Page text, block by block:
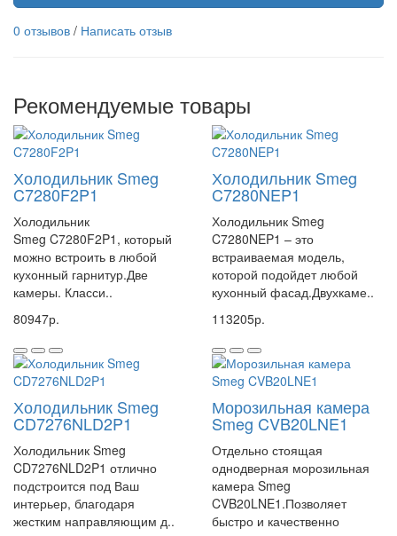
0 отзывов / Написать отзыв
Рекомендуемые товары
Холодильник Smeg
C7280F2P1
Холодильник
Smeg C7280F2P1, который
можно встроить в любой
кухонный гарнитур.Две
камеры. Класси..
80947р.
Холодильник Smeg
C7280NEP1
Холодильник Smeg
C7280NEP1 – это
встраиваемая модель,
которой подойдет любой
кухонный фасад.Двухкаме..
113205р.
Холодильник Smeg
CD7276NLD2P1
Холодильник Smeg
CD7276NLD2P1 отлично
подстроится под Ваш
интерьер, благодаря
жестким направляющим д..
Морозильная камера
Smeg CVB20LNE1
Отдельно стоящая
однодверная морозильная
камера Smeg
CVB20LNE1.Позволяет
быстро и качественно